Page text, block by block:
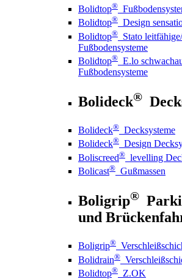
Bolidtop®
Bolidtop® Design
Bolidtop® Stato
Fußbodensysteme
Bolidtop® E.lo
Fußbodensysteme
Bolideck®
Bolideck® Decksysteme
Bolideck® Design
Boliscreed® levelling
Bolicast® Gußmassen
Boligrip®
und
Boligrip®
Bolidrain®
Bolidtop® Z.OK